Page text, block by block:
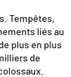
Tempêtes,
liés au
plus en plus
de